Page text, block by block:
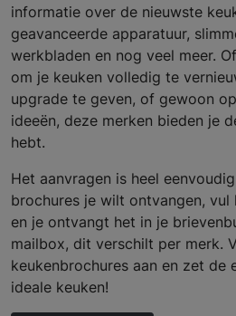
informatie over de nieuwste
geavanceerde apparatuur,
werkbladen en nog veel meer.
om je keuken volledig te
upgrade te geven, of gewoon
ideeën, deze merken bieden je
hebt.
Het aanvragen is heel
brochures je wilt ontvangen,
en je ontvangt het in je
mailbox, dit verschilt per merk.
keukenbrochures aan en zet de
ideale keuken!